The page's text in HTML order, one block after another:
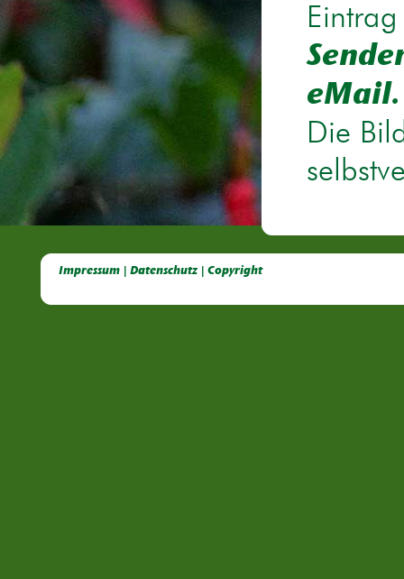
eMail.
Die
Impressum | Datenschutz | Copyright